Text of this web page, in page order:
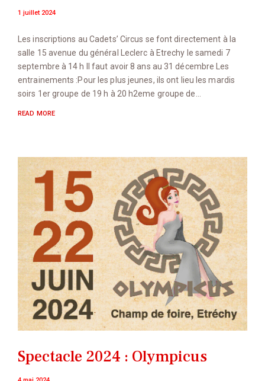
1 juillet 2024
Les inscriptions au Cadets’ Circus se font directement à la
salle 15 avenue du général Leclerc à Etrechy le samedi 7
septembre à 14 h Il faut avoir 8 ans au 31 décembre Les
entrainements :Pour les plus jeunes, ils ont lieu les mardis
soirs 1er groupe de 19 h à 20 h2eme groupe de…
READ MORE
Spectacle 2024 : Olympicus